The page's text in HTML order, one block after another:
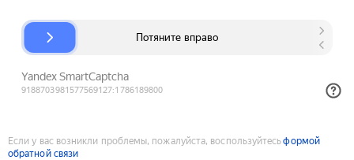
Если у вас возникли проблемы, пожалуйста, воспользуйтесьформой
обратной связи